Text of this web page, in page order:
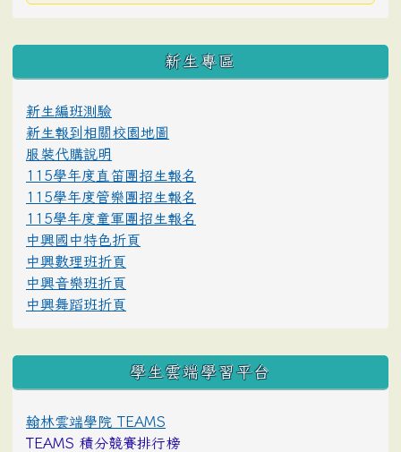
:::
新生專區
新生編班測驗
新生報到相關校園地圖
服裝代購說明
115學年度直笛團招生報名
115學年度管樂團招生報名
115學年度童軍團招生報名
中興國中特色折頁
中興數理班折頁
中興音樂班折頁
中興舞蹈班折頁
學生雲端學習平台
翰林雲端學院 TEAMS
TEAMS 積分競賽排行榜